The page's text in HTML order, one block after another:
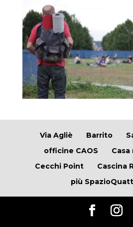
Via Agliè Barrito
officine CAOS
Casa
Cecchi Point
Cascina
più